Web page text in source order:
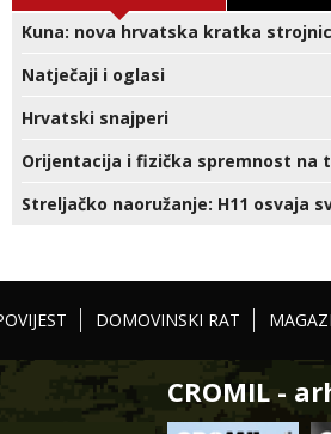
Kuna: nova hrvatska kratka
Natječaji i oglasi
Hrvatski snajperi
Orijentacija i fizička spremnost na
Streljačko naoružanje: H11 osvaja
DOMOVINSKI RAT
CROMIL -